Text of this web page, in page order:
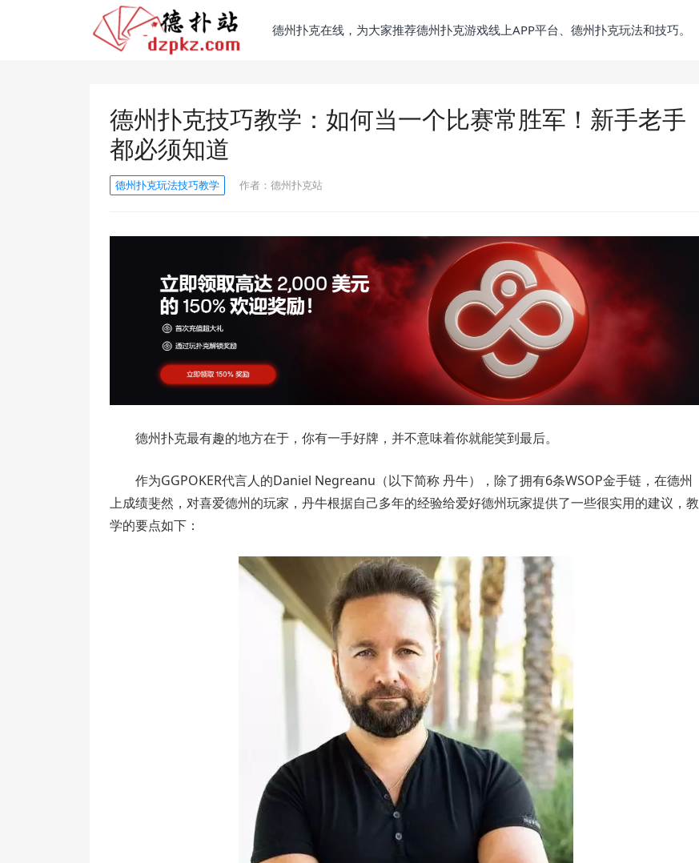
德州扑克在线，为大家推荐德州扑克游戏线上APP平台、德州扑克玩法和技巧。
德州扑克技巧教学：如何当一个比赛常胜军！新手老手
都必须知道
德州扑克玩法技巧教学 作者： 德州扑克站
德州扑克最有趣的地方在于，你有一手好牌，并不意味着你就能笑到最后。
作为GGPOKER代言人的Daniel Negreanu（以下简称 丹牛），除了拥有6条WSOP金手链，在德州
上成绩斐然，对喜爱德州的玩家，丹牛根据自己多年的经验给爱好德州玩家提供了一些很实用的建议，教
学的要点如下：